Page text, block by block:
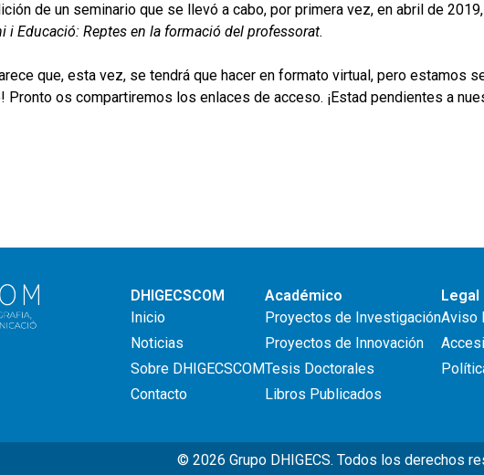
de un seminario que se llevó a cabo, por primera vez, en abril de
i Educació: Reptes en la formació del professorat.
que, esta vez, se tendrá que hacer en formato virtual, pero estamos
Pronto os compartiremos los enlaces de acceso. ¡Estad pendientes a
DHIGECSCOM
Inicio
Noticias
Sobre DHIGECSCOM
Contacto
Académico
Proyectos de Investigación
Proyectos de Innovación
Tesis Doctorales
Libros Publicados
Legal
Aviso
© 2026 Grupo DHIGECS. Todos los derechos